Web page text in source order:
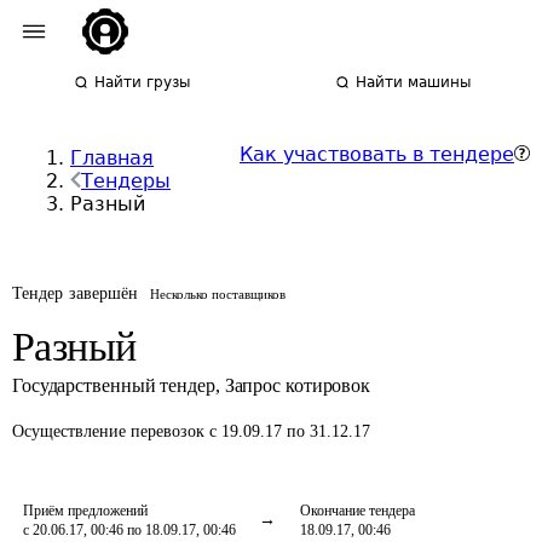
Найти грузы Найти машины
Главная
Тендеры
Разный
Как участвовать в тендере
Тендер завершён Несколько поставщиков
Разный
Государственный тендер, Запрос котировок
Осуществление перевозок с 19.09.17 по 31.12.17
Приём предложений
с 20.06.17, 00:46 по 18.09.17, 00:46
Окончание тендера
18.09.17, 00:46